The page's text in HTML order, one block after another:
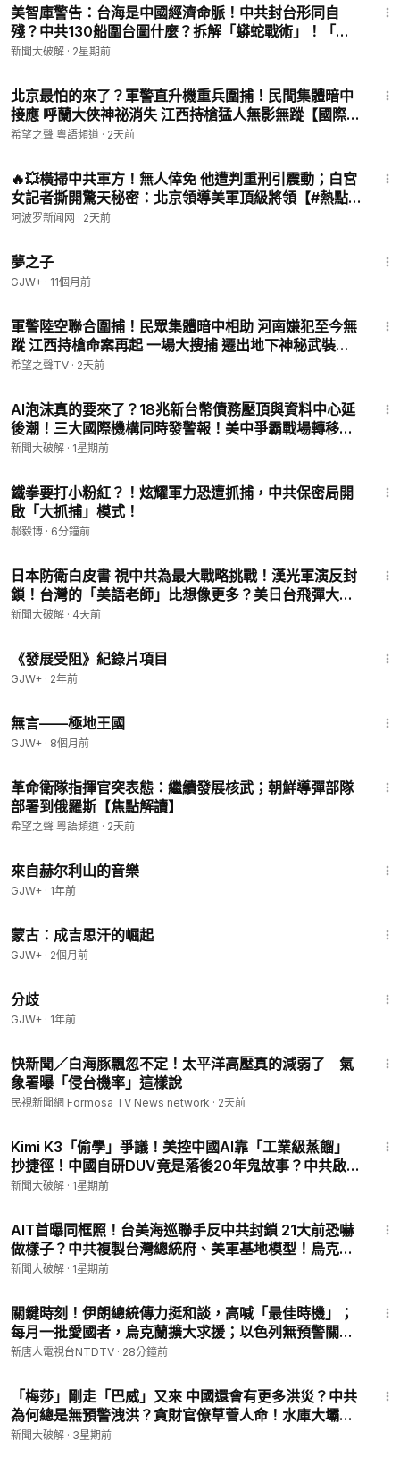
美智庫警告：台海是中國經濟命脈！中共封台形同自
殘？中共130船圍台圖什麼？拆解「蟒蛇戰術」！「不
統而統」中共超限戰升級！台灣如何轉守為攻？｜荊元
新聞大破解 · 2星期前
北京最怕的來了？軍警直升機重兵圍捕！民間集體暗中
接應 呼蘭大俠神祕消失 江西持槍猛人無影無蹤【國際風
雲】
希望之聲 粵語頻道 · 2天前
🔥💥橫掃中共軍方！無人倖免 他遭判重刑引震動；白宮
女記者撕開驚天秘密：北京領導美軍頂級將領【#熱點
直擊 #深度報道 Z】
阿波罗新闻网 · 2天前
夢之子
GJW+ · 11個月前
軍警陸空聯合圍捕！民眾集體暗中相助 河南嫌犯至今無
蹤 江西持槍命案再起 一場大搜捕 遷出地下神秘武裝？
【全球視野】
希望之聲TV · 2天前
AI泡沫真的要來了？18兆新台幣債務壓頂與資料中心延
後潮！三大國際機構同時發警報！美中爭霸戰場轉移？
台灣半導體如何面對重定價衝擊？｜陳松興｜新聞大破
新聞大破解 · 1星期前
鐵拳要打小粉紅？！炫耀軍力恐遭抓捕，中共保密局開
啟「大抓捕」模式！
郝毅博 · 6分鐘前
日本防衛白皮書 視中共為最大戰略挑戰！漢光軍演反封
鎖！台灣的「美語老師」比想像更多？美日台飛彈大升
級！美軍西太平洋部署暗鷹？日本神盾艦首射戰斧！｜
新聞大破解 · 4天前
《發展受阻》紀錄片項目
GJW+ · 2年前
無言——極地王國
GJW+ · 8個月前
革命衛隊指揮官突表態：繼續發展核武；朝鮮導彈部隊
部署到俄羅斯【焦點解讀】
希望之聲 粵語頻道 · 2天前
來自赫尔利山的音樂
GJW+ · 1年前
蒙古：成吉思汗的崛起
GJW+ · 2個月前
分歧
GJW+ · 1年前
快新聞／白海豚飄忽不定！太平洋高壓真的減弱了 氣
象署曝「侵台機率」這樣說
民視新聞網 Formosa TV News network · 2天前
Kimi K3「偷學」爭議！美控中國AI靠「工業級蒸餾」
抄捷徑！中國自研DUV竟是落後20年鬼故事？中共啟動
金稅四期圍捕離岸富豪！追繳海外所得韭菜連根拔起！
新聞大破解 · 1星期前
AIT首曝同框照！台美海巡聯手反中共封鎖 21大前恐嚇
做樣子？中共複製台灣總統府、美軍基地模型！烏克蘭
打擊伊朗船舶！俄烏、中東、台海連動？｜蘇紫雲｜新
新聞大破解 · 1星期前
關鍵時刻！伊朗總統傳力挺和談，高喊「最佳時機」；
每月一批愛國者，烏克蘭擴大求援；以色列無預警關閉
駐成都領館；兒童手錶驚曝被滲透，數據全傳到中國。
新唐人電視台NTDTV · 28分鐘前
「梅莎」剛走「巴威」又來 中國還會有更多洪災？中共
為何總是無預警洩洪？貪財官僚草菅人命！水庫大壩也
是「武器」？水權之爭引爆美中博弈！｜聶森｜新聞大
新聞大破解 · 3星期前